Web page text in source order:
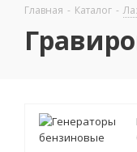
Главная - Каталог -